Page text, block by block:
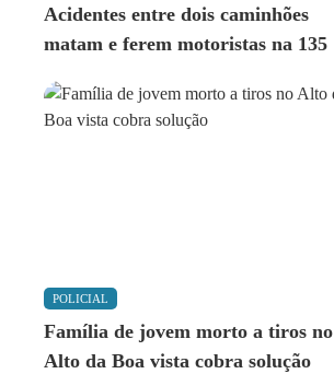
Acidentes entre dois caminhões
matam e ferem motoristas na 135
POLICIAL
Família de jovem morto a tiros no
Alto da Boa vista cobra solução